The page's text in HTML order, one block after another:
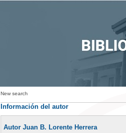
New search
Información del autor
Autor Juan B. Lorente Herrera